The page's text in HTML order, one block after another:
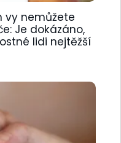
vy nemůžete
Je dokázáno,
lidi nejtěžší